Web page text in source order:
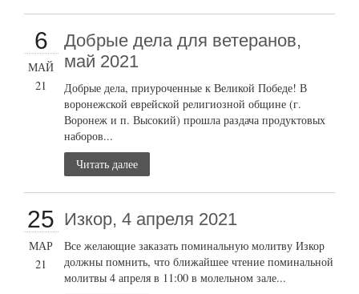
6
МАЙ
21
Добрые дела для ветеранов,
май 2021
Добрые дела, приуроченные к Великой Победе! В
воронежской еврейской религиозной общине (г.
Воронеж и п. Высокий) прошла раздача продуктовых
наборов...
Читать далее
25
МАР
21
Изкор, 4 апреля 2021
Все желающие заказать поминальную молитву Изкор
должны помнить, что ближайшее чтение поминальной
молитвы 4 апреля в 11:00 в молельном зале...